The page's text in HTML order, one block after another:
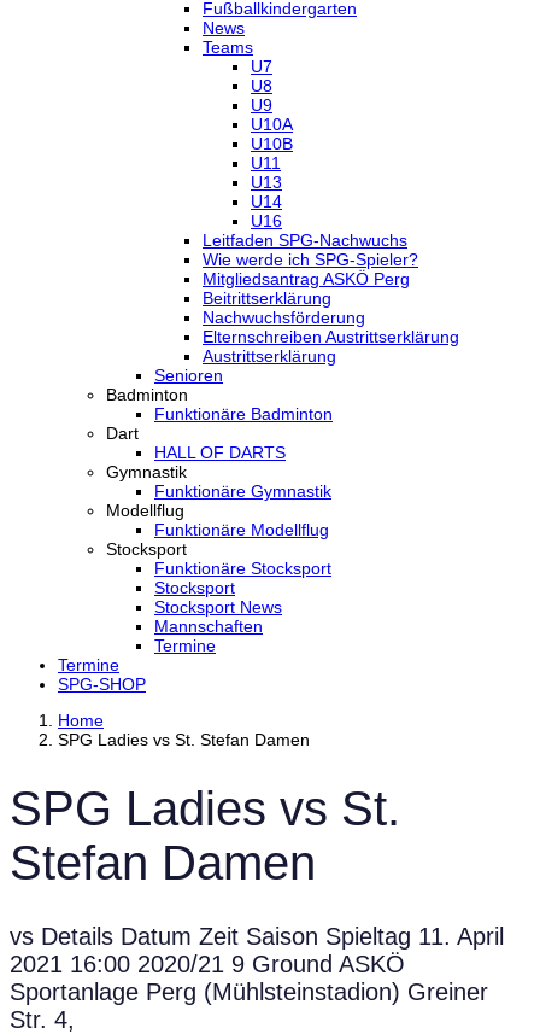
Fußballkindergarten
News
Teams
U7
U8
U9
U10A
U10B
U11
U13
U14
U16
Leitfaden SPG-Nachwuchs
Wie werde ich SPG-Spieler?
Mitgliedsantrag ASKÖ Perg
Beitrittserklärung
Nachwuchsförderung
Elternschreiben Austrittserklärung
Austrittserklärung
Senioren
Badminton
Funktionäre Badminton
Dart
HALL OF DARTS
Gymnastik
Funktionäre Gymnastik
Modellflug
Funktionäre Modellflug
Stocksport
Funktionäre Stocksport
Stocksport
Stocksport News
Mannschaften
Termine
Termine
SPG-SHOP
Home
SPG Ladies vs St. Stefan Damen
SPG Ladies vs St.
Stefan Damen
vs Details Datum Zeit Saison Spieltag 11. April
2021 16:00 2020/21 9 Ground ASKÖ
Sportanlage Perg (Mühlsteinstadion) Greiner
Str. 4,